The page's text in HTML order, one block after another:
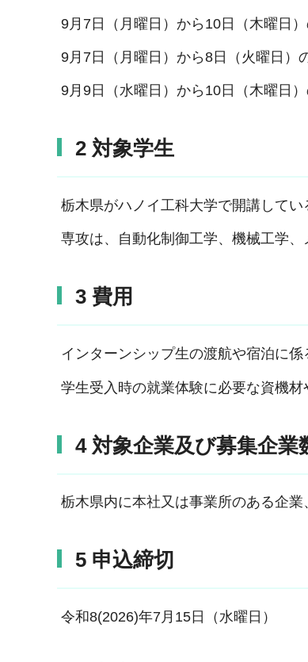
9月7日（月曜日）から10日（木曜日
9月7日（月曜日）から8日（火曜日）
9月9日（水曜日）から10日（木曜日
2 対象学生
栃木県がハノイ工科大学で開講して
専攻は、自動化制御工学、機械工学
3 費用
インターンシップ生の渡航や宿泊に係
学生受入時の就業体験に必要な資機
4 対象企業及び募集企業
栃木県内に本社又は事業所のある企業
5 申込締切
令和8(2026)年7月15日（水曜日）